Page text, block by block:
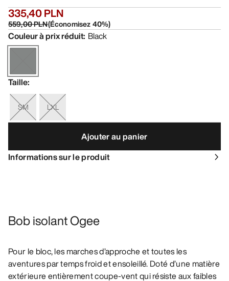
335,40 PLN
559,00 PLN(Économisez40%)
Couleur à prix réduit: Black
Taille:
SM LXL
Ajouter au panier
Informations sur le produit
Bob isolant Ogee
Pour le bloc, les marches d’approche et toutes les
aventures par temps froid et ensoleillé. Doté d’une matière
extérieure entièrement coupe-vent qui résiste aux faibles